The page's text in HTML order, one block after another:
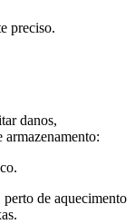
preciso.
danos,
armazenamento:
perto de aquecimento